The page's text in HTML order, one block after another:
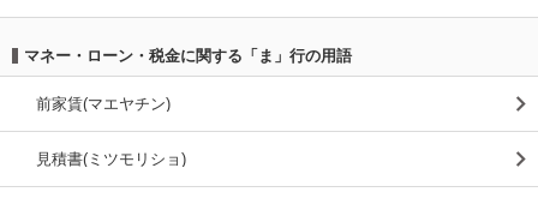
マネー・ローン・税金に関する「ま」行の用語
前家賃(マエヤチン)
見積書(ミツモリショ)